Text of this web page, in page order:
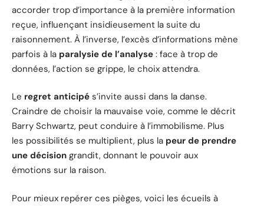
accorder trop d’importance à la première information
reçue, influençant insidieusement la suite du
raisonnement. À l’inverse, l’excès d’informations mène
parfois à la paralysie de l’analyse : face à trop de
données, l’action se grippe, le choix attendra.
Le regret anticipé s’invite aussi dans la danse.
Craindre de choisir la mauvaise voie, comme le décrit
Barry Schwartz, peut conduire à l’immobilisme. Plus
les possibilités se multiplient, plus la peur de prendre
une décision grandit, donnant le pouvoir aux
émotions sur la raison.
Pour mieux repérer ces pièges, voici les écueils à